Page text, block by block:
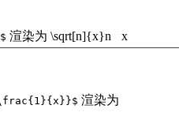
渲染为 \sqrt[n]{x}n x
渲染为